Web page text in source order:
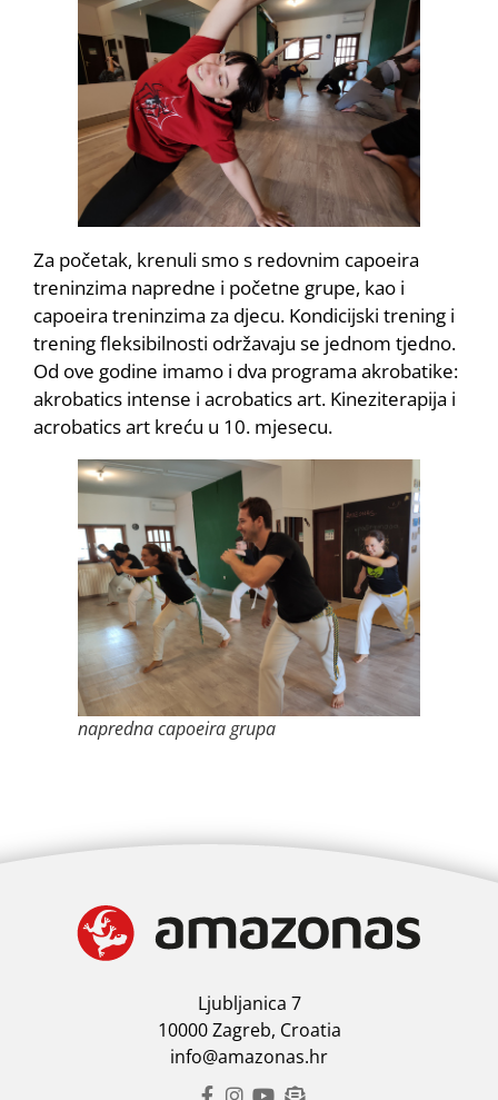
Za početak, krenuli smo s redovnim capoeira
treninzima napredne i početne grupe, kao i
capoeira treninzima za djecu. Kondicijski trening i
trening fleksibilnosti održavaju se jednom tjedno.
Od ove godine imamo i dva programa akrobatike:
akrobatics intense i acrobatics art. Kineziterapija i
acrobatics art kreću u 10. mjesecu.
napredna capoeira grupa
Ljubljanica 7
10000 Zagreb, Croatia
info@amazonas.hr